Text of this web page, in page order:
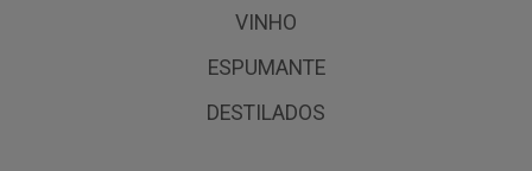
VINHO
ESPUMANTE
DESTILADOS